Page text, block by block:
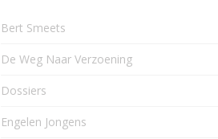
Bert Smeets
De Weg Naar Verzoening
Dossiers
Engelen Jongens